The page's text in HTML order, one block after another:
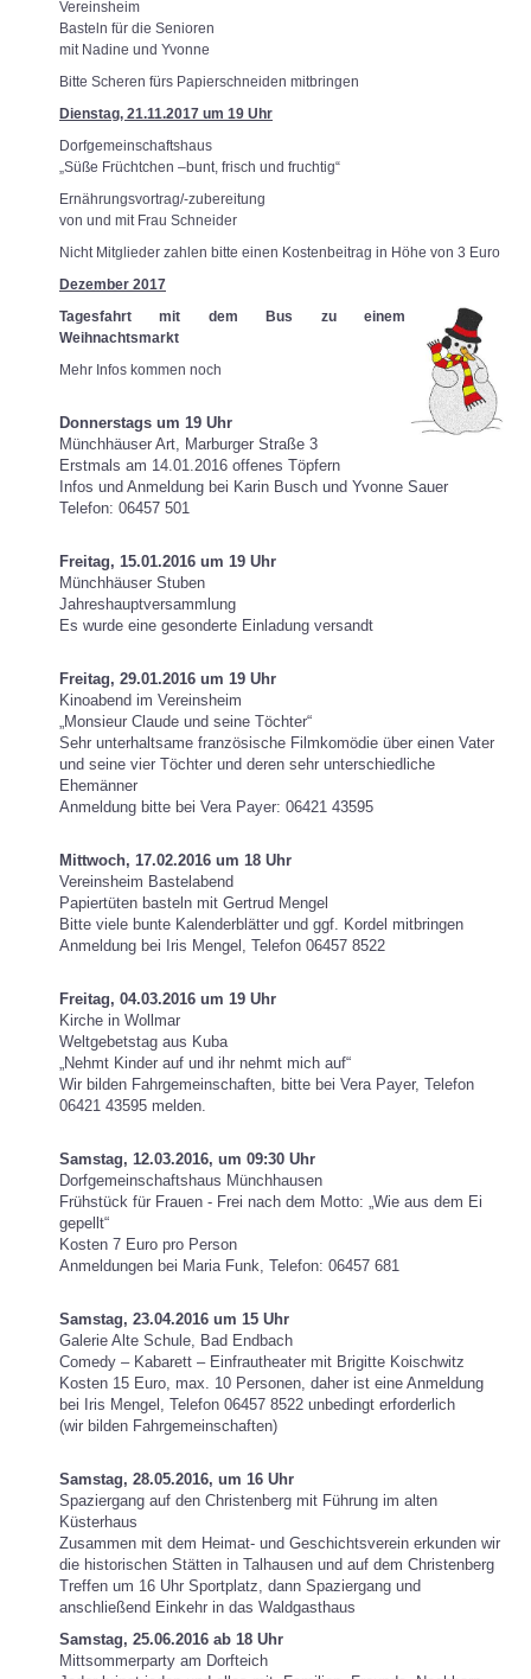
Vereinsheim
Basteln für die Senioren
mit Nadine und Yvonne
Bitte Scheren fürs Papierschneiden mitbringen
Dienstag, 21.11.2017 um 19 Uhr
Dorfgemeinschaftshaus
„Süße Früchtchen –bunt, frisch und fruchtig“
Ernährungsvortrag/-zubereitung
von und mit Frau Schneider
Nicht Mitglieder zahlen bitte einen Kostenbeitrag in Höhe von 3 Euro
Dezember 2017
Tagesfahrt mit dem Bus zu einem
Weihnachtsmarkt
Mehr Infos kommen noch
Donnerstags um 19 Uhr
Münchhäuser Art, Marburger Straße 3
Erstmals am 14.01.2016 offenes Töpfern
Infos und Anmeldung bei Karin Busch und Yvonne Sauer
Telefon: 06457 501
Freitag, 15.01.2016 um 19 Uhr
Münchhäuser Stuben
Jahreshauptversammlung
Es wurde eine gesonderte Einladung versandt
Freitag, 29.01.2016 um 19 Uhr
Kinoabend im Vereinsheim
„Monsieur Claude und seine Töchter“
Sehr unterhaltsame französische Filmkomödie über einen Vater
und seine vier Töchter und deren sehr unterschiedliche
Ehemänner
Anmeldung bitte bei Vera Payer: 06421 43595
Mittwoch, 17.02.2016 um 18 Uhr
Vereinsheim Bastelabend
Papiertüten basteln mit Gertrud Mengel
Bitte viele bunte Kalenderblätter und ggf. Kordel mitbringen
Anmeldung bei Iris Mengel, Telefon 06457 8522
Freitag, 04.03.2016 um 19 Uhr
Kirche in Wollmar
Weltgebetstag aus Kuba
„Nehmt Kinder auf und ihr nehmt mich auf“
Wir bilden Fahrgemeinschaften, bitte bei Vera Payer, Telefon
06421 43595 melden.
Samstag, 12.03.2016, um 09:30 Uhr
Dorfgemeinschaftshaus Münchhausen
Frühstück für Frauen - Frei nach dem Motto: „Wie aus dem Ei
gepellt“
Kosten 7 Euro pro Person
Anmeldungen bei Maria Funk, Telefon: 06457 681
Samstag, 23.04.2016 um 15 Uhr
Galerie Alte Schule, Bad Endbach
Comedy – Kabarett – Einfrautheater mit Brigitte Koischwitz
Kosten 15 Euro, max. 10 Personen, daher ist eine Anmeldung
bei Iris Mengel, Telefon 06457 8522 unbedingt erforderlich
(wir bilden Fahrgemeinschaften)
Samstag, 28.05.2016, um 16 Uhr
Spaziergang auf den Christenberg mit Führung im alten
Küsterhaus
Zusammen mit dem Heimat- und Geschichtsverein erkunden wir
die historischen Stätten in Talhausen und auf dem Christenberg
Treffen um 16 Uhr Sportplatz, dann Spaziergang und
anschließend Einkehr in das Waldgasthaus
Samstag, 25.06.2016 ab 18 Uhr
Mittsommerparty am Dorfteich